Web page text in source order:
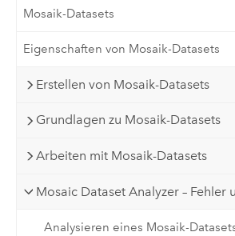
Mosaik-Datasets
Eigenschaften von Mosaik-Datasets
Erstellen von Mosaik-Datasets
Grundlagen zu Mosaik-Datasets
Arbeiten mit Mosaik-Datasets
Mosaic Dataset Analyzer – Fehler
Analysieren eines Mosaik-